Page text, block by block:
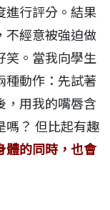
進行評分。結果
不經意被強迫做
笑。當我向學生
種動作：先試著
，用我的嘴唇含
嗎？ 但比起有趣
體的同時，也會